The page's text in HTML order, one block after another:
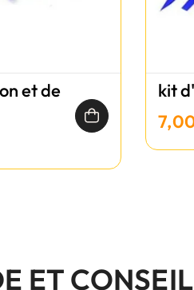
et de
kit
ET